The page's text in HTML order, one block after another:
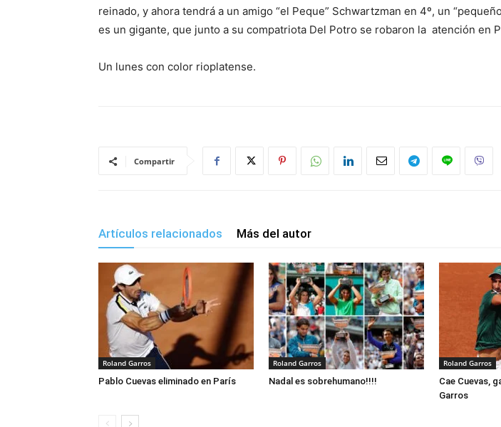
reinado, y ahora tendrá a un amigo “el Peque” Schwartzman en 4º, un
es un gigante, que junto a su compatriota Del Potro se robaron la atención en
Un lunes con color rioplatense.
Compartir
Artículos relacionados Más del autor
Roland Garros
Pablo Cuevas eliminado en París
Roland Garros
Nadal es sobrehumano!!!!
Roland Garros
Cae Cuevas,
Garros